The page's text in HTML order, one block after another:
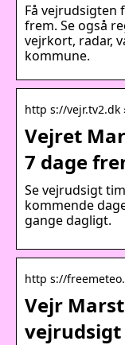
Få vejrudsigten
frem. Se også
vejrkort, radar,
kommune.
http s://vejr.tv2.dk
Vejret
7 dage
Se vejrudsigt
kommende
gange dagligt.
http s://
Vejr
vejrudsigt